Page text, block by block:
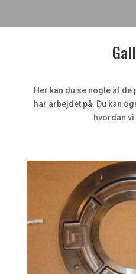
Her kan du se nogle af
har arbejdet på. Du kan
hvordan